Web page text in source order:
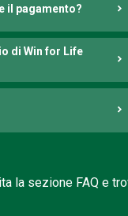
il pagamento?
di Win for Life
la sezione FAQ e